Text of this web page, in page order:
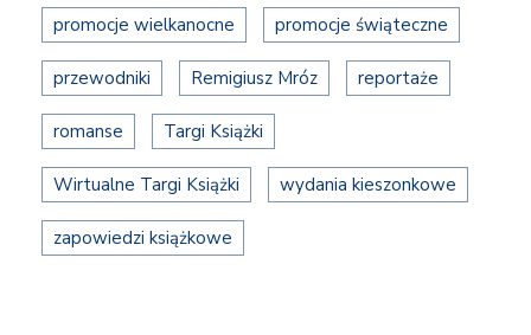
promocje wielkanocne promocje świąteczne
przewodniki Remigiusz Mróz reportaże
romanse Targi Książki
Wirtualne Targi Książki wydania kieszonkowe
zapowiedzi książkowe